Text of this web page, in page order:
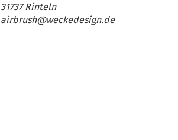
31737 Rinteln
airbrush@weckedesign.de